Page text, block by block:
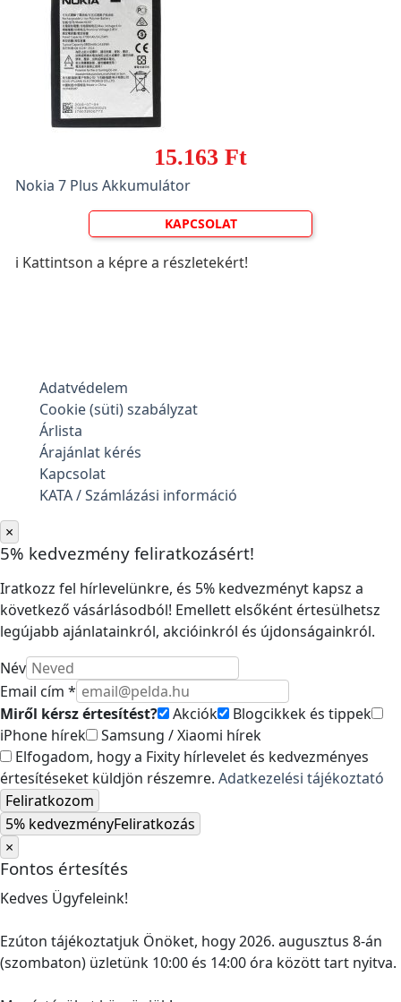
15.163 Ft
Nokia 7 Plus Akkumulátor
KAPCSOLAT
ℹ️ Kattintson a képre a részletekért!
Adatvédelem
Cookie (süti) szabályzat
Árlista
Árajánlat kérés
Kapcsolat
KATA / Számlázási információ
×
5% kedvezmény feliratkozásért!
Iratkozz fel hírlevelünkre, és 5% kedvezményt kapsz a
következő vásárlásodból! Emellett elsőként értesülhetsz
legújabb ajánlatainkról, akcióinkról és újdonságainkról.
Név
Email cím *
Miről kérsz értesítést?
Akciók
Blogcikkek és tippek
iPhone hírek
Samsung / Xiaomi hírek
Elfogadom, hogy a Fixity hírlevelet és kedvezményes
értesítéseket küldjön részemre. Adatkezelési tájékoztató
Feliratkozom
5% kedvezményFeliratkozás
×
Fontos értesítés
Kedves Ügyfeleink!
Ezúton tájékoztatjuk Önöket, hogy 2026. augusztus 8-án
(szombaton) üzletünk 10:00 és 14:00 óra között tart nyitva.